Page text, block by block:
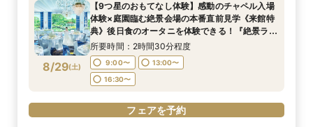
8/28(金)
所要時間：2時間30分程度
10:00〜
13:00〜
16:00〜
フェアを予約
8/28(金)
所要時間：2時間程度
10:00〜
13:00〜
16:00〜
フェアを予約
8/29(土)
【9つ星のおもてなし体験】感動のチャペル入場
体験×庭園臨む絶景会場の本番直前見学《来館特
典》後日食のオータニを体験できる！『絶景ラン
チビュッフェ』ご招待
所要時間：2時間30分程度
9:00〜
13:00〜
16:30〜
フェアを予約